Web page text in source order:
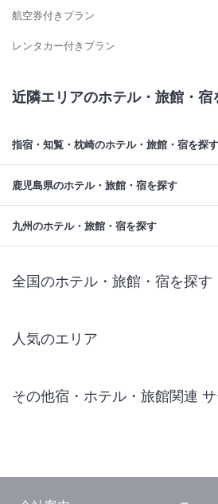
航空券付きプラン
レンタカー付きプラン
近隣エリアのホテル・旅館・宿
指宿・知覧・枕崎のホテル・旅館・宿を探す
鹿児島県のホテル・旅館・宿を探す
九州のホテル・旅館・宿を探す
全国のホテル・旅館・宿を探す
人気のエリア
仙台 ホテル
東京ドーム ホテル
その他宿・ホテル・旅館関連